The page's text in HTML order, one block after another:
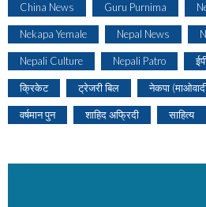
China News Guru Purnima
Nekapa Yemale Nepal News
Nepali Culture Nepali Patro
क्रिकेट ट्रेजरी बिल नेकपा
वर्षमान पुन शाहिद अफ्रिदी साहित्य